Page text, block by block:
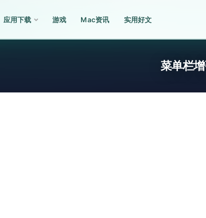
应用下载 游戏 Mac资讯 实用好文
菜单栏